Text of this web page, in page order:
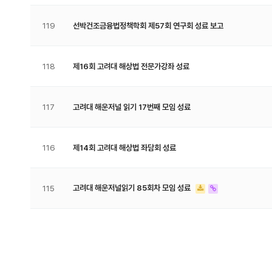
119 선박건조금융법정책학회 제57회 연구회 성료 보고
118 제16회 고려대 해상법 전문가강좌 성료
117 고려대 해운저널 읽기 17번째 모임 성료
116 제14회 고려대 해상법 좌담회 성료
115 고려대 해운저널읽기 85회차 모임 성료